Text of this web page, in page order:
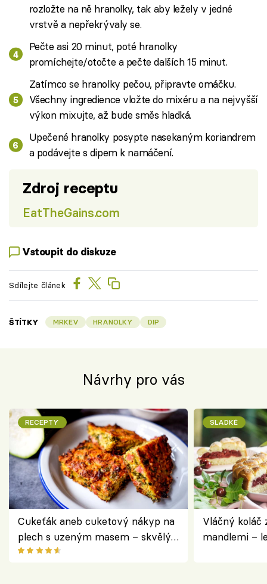
rozložte na ně hranolky, tak aby ležely v jedné
vrstvě a nepřekrývaly se.
Pečte asi 20 minut, poté hranolky
promíchejte/otočte a pečte dalších 15 minut.
Zatímco se hranolky pečou, připravte omáčku.
Všechny ingredience vložte do mixéru a na nejvyšší
výkon mixujte, až bude směs hladká.
Upečené hranolky posypte nasekaným koriandrem
a podávejte s dipem k namáčení.
Zdroj receptu
EatTheGains.com
Vstoupit do diskuze
Sdílejte článek
ŠTÍTKY MRKEV HRANOLKY DIP
Návrhy pro vás
RECEPTY
Cukeťák aneb cuketový nákyp na
plech s uzeným masem – skvělý
způsob, jak zpracovat přerostlé
SLADKÉ
Vláčný koláč
mandlemi –